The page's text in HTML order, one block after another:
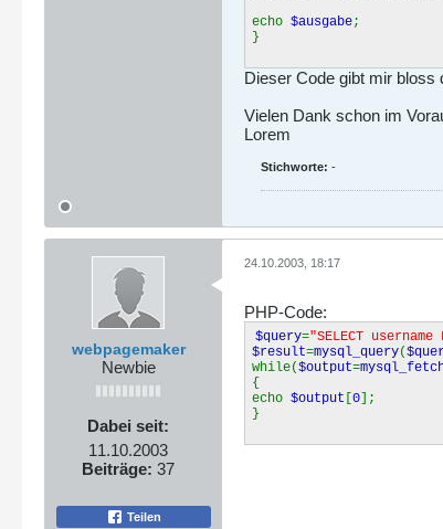
echo $ausgabe;
}
Dieser Code gibt mir bloss
Vielen Dank schon im
Lorem
Stichworte: -
webpagemaker
Newbie
Dabei seit:
11.10.2003
Beiträge: 37
Teilen
24.10.2003, 18:17
PHP-Code:
$query="SELECT username
$result=mysql_query(
while($output=
{
echo $output [0];
}